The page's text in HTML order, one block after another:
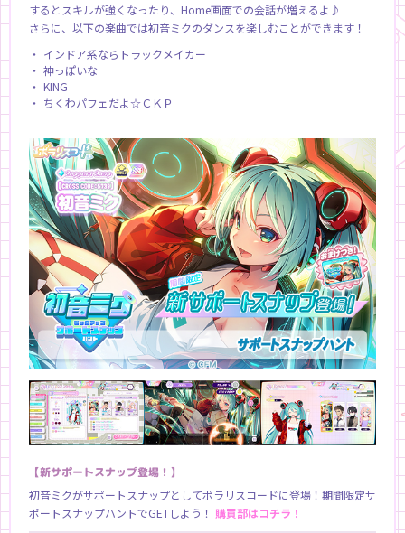
するとスキルが強くなったり、Home画面での会話が増えるよ♪
さらに、以下の楽曲では初音ミクのダンスを楽しむことができます！
インドア系ならトラックメイカー
神っぽいな
KING
ちくわパフェだよ☆ＣＫＰ
【新サポートスナップ登場！】
初音ミクがサポートスナップとしてポラリスコードに登場！期間限定サ
ポートスナップハントでGETしよう！ 購買部はコチラ！